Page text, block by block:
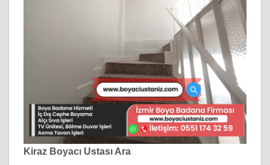
Kiraz Boyacı Ustası Ara